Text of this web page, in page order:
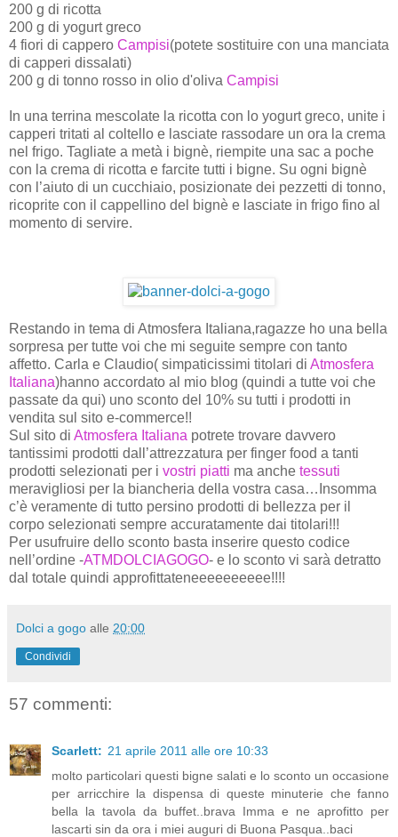
200 g di ricotta
200 g di yogurt greco
4 fiori di cappero Campisi(potete sostituire con una manciata
di capperi dissalati)
200 g di tonno rosso in olio d'oliva Campisi
In una terrina mescolate la ricotta con lo yogurt greco, unite i
capperi tritati al coltello e lasciate rassodare un ora la crema
nel frigo. Tagliate a metà i bignè, riempite una sac a poche
con la crema di ricotta e farcite tutti i bigne. Su ogni bignè
con l’aiuto di un cucchiaio, posizionate dei pezzetti di tonno,
ricoprite con il cappellino del bignè e lasciate in frigo fino al
momento di servire.
Restando in tema di Atmosfera Italiana,ragazze ho una bella
sorpresa per tutte voi che mi seguite sempre con tanto
affetto. Carla e Claudio( simpaticissimi titolari di Atmosfera
Ita liana)hanno accordato al mio blog (quindi a tutte voi che
passate da qui) uno sconto del 10% su tutti i prodotti in
vendita sul sito e-commerce!!
Sul sito di Atmosfera Italiana potrete trovare davvero
tantissimi prodotti dall’attrezzatura per finger food a tanti
prodotti selezionati per i vostri piatti ma anche tessuti
meravigliosi per la biancheria della vostra casa…Insomma
c’è veramente di tutto persino prodotti di bellezza per il
corpo selezionati sempre accuratamente dai titolari!!!
Per usufruire dello sconto basta inserire questo codice
nell’ordine -ATMDOLCIAGOGO- e lo sconto vi sarà detratto
dal totale quindi approfittateneeeeeeeeee!!!!
Dolci a gogo alle 20:00
Condividi
57 commenti:
Scarlett: 21 aprile 2011 alle ore 10:33
molto particolari questi bigne salati e lo sconto un occasione
per arricchire la dispensa di queste minuterie che fanno
bella la tavola da buffet..brava Imma e ne aprofitto per
lascarti sin da ora i miei auguri di Buona Pasqua..baci